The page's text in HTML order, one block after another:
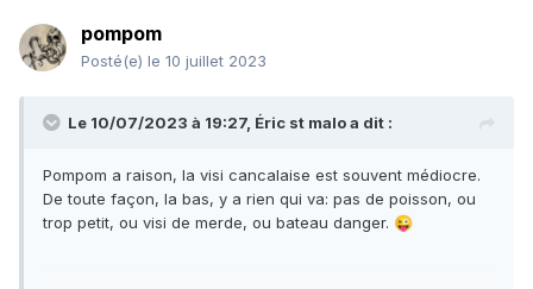
pompom
Posté(e) le 10 juillet 2023
Le 10/07/2023 à 19:27, Éric st maloa dit :
Pompom a raison, la visi cancalaise est souvent médiocre.
De toute façon, la bas, y a rien qui va: pas de poisson, ou
trop petit, ou visi de merde, ou bateau danger. 😜